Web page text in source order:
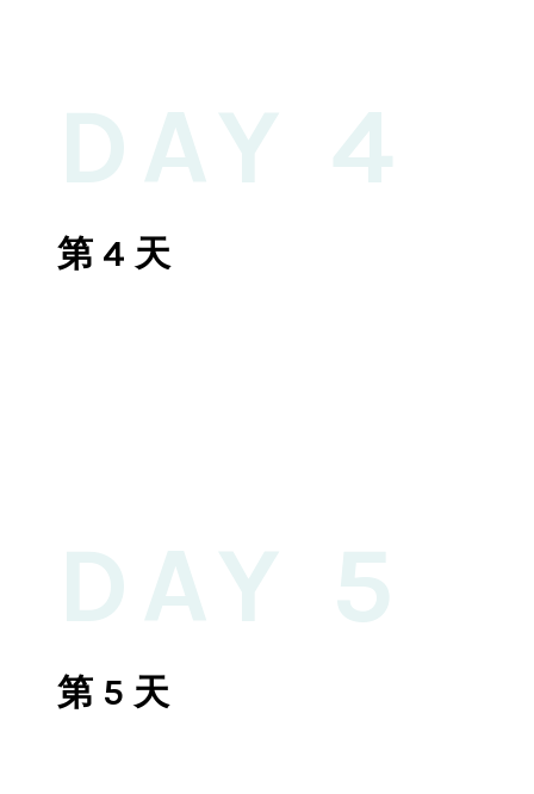
DAY 4
第 4 天
DAY 5
第 5 天